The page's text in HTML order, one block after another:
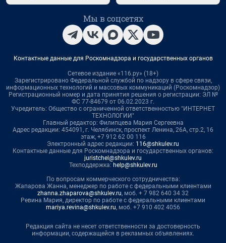
Мы в соцсетях
Контактные данные для Роскомнадзора и государственных органов
Сетевое издание «116.ру» (18+)
Зарегистрировано Федеральной службой по надзору в сфере связи,
информационных технологий и массовых коммуникаций (Роскомнадзор)
Регистрационный номер и дата принятия решения о регистрации: ЭЛ №
ФС 77-84679 от 06.02.2023 г.
Учредитель: Общество с ограниченной ответственностью "ИНТЕРНЕТ
ТЕХНОЛОГИИ"
Главный редактор: Филипцева Мария Сергеевна
Адрес редакции: 454091, г. Челябинск, проспект Ленина, 26А, стр.2, 16
этаж, +7 912 62 00 116
Электронный адрес редакции: 116@shkulev.ru
Контактные данные для Роскомнадзора и государственных органов:
juristchel@shkulev.ru
Техподдержка: help@shkulev.ru
По вопросам коммерческого сотрудничества:
Жапарова Жанна, менеджер по работе с федеральными клиентами
zhanna.zhaparova@shkulev.ru, моб. + 7 982 640 34 32
Ревина Мария, директор по работе с федеральными клиентами
mariya.revina@shkulev.ru, моб. +7 910 402 4056
Редакция сайта не несет ответственности за достоверность
информации, содержащейся в рекламных объявлениях.